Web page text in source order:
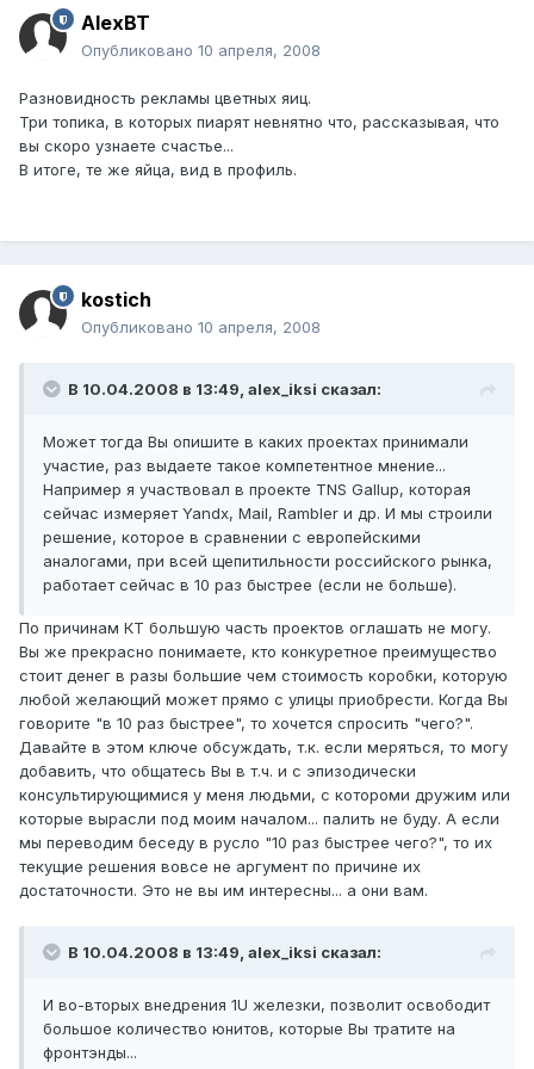
AlexBT
Опубликовано 10 апреля, 2008
Разновидность рекламы цветных яиц.
Три топика, в которых пиарят невнятно что, рассказывая, что
вы скоро узнаете счастье...
В итоге, те же яйца, вид в профиль.
kostich
Опубликовано 10 апреля, 2008
В 10.04.2008 в 13:49, alex_iksi сказал:
Может тогда Вы опишите в каких проектах принимали
участие, раз выдаете такое компетентное мнение...
Например я участвовал в проекте TNS Gallup, которая
сейчас измеряет Yandx, Mail, Rambler и др. И мы строили
решение, которое в сравнении с европейскими
аналогами, при всей щепитильности российского рынка,
работает сейчас в 10 раз быстрее (если не больше).
По причинам КТ большую часть проектов оглашать не могу.
Вы же прекрасно понимаете, кто конкуретное преимущество
стоит денег в разы большие чем стоимость коробки, которую
любой желающий может прямо с улицы приобрести. Когда Вы
говорите "в 10 раз быстрее", то хочется спросить "чего?".
Давайте в этом ключе обсуждать, т.к. если меряться, то могу
добавить, что общатесь Вы в т.ч. и с эпизодически
консультирующимися у меня людьми, с котороми дружим или
которые вырасли под моим началом... палить не буду. А если
мы переводим беседу в русло "10 раз быстрее чего?", то их
текущие решения вовсе не аргумент по причине их
достаточности. Это не вы им интересны... а они вам.
В 10.04.2008 в 13:49, alex_iksi сказал:
И во-вторых внедрения 1U железки, позволит освободит
большое количество юнитов, которые Вы тратите на
фронтэнды...